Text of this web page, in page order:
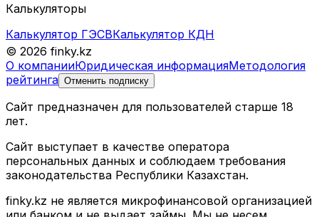
Калькуляторы
Калькулятор ГЭСВКалькулятор КДН
© 2026 finky.kz
О компанииЮридическая информацияМетодология
рейтинга Отменить подписку
Сайт предназначен для пользователей старше 18
лет.
Сайт выступает в качестве оператора
персональных данных и соблюдаем требования
законодательства Республики Казахстан.
finky.kz не является микрофинансовой организацией